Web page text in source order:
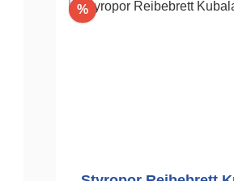
%Rabatt